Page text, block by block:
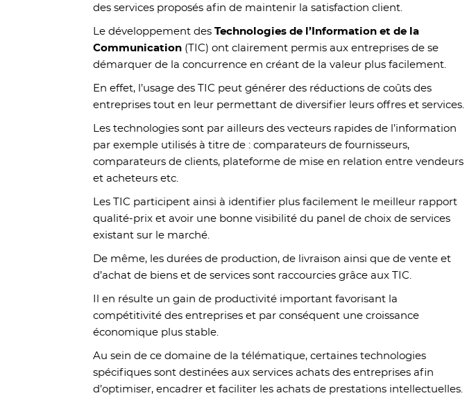
des services proposés afin de maintenir la satisfaction client.
Le développement desTechnologies de l’Information et de la
Communication (TIC) ont clairement permis aux entreprises de se
démarquer de la concurrence en créant de la valeur plus facilement.
En effet, l’usage des TIC peut générer des réductions de coûts des
entreprises tout en leur permettant de diversifier leurs offres et services.
Les technologies sont par ailleurs des vecteurs rapides de l’information
par exemple utilisés à titre de : comparateurs de fournisseurs,
comparateurs de clients, plateforme de mise en relation entre vendeurs
et acheteurs etc.
Les TIC participent ainsi à identifier plus facilement le meilleur rapport
qualité-prix et avoir une bonne visibilité du panel de choix de services
existant sur le marché.
De même, les durées de production, de livraison ainsi que de vente et
d’achat de biens et de services sont raccourcies grâce aux TIC.
Il en résulte un gain de productivité important favorisant la
compétitivité des entreprises et par conséquent une croissance
économique plus stable.
Au sein de ce domaine de la télématique, certaines technologies
spécifiques sont destinées aux services achats des entreprises afin
d’optimiser, encadrer et faciliter les achats de prestations intellectuelles.